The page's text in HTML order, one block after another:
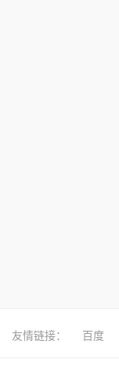
友情链接： 百度